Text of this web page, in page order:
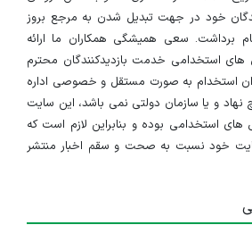
خود در جهت تبدیل شدن به مرجع بروز
برداشت. سعی همیشگی همکاران ما ارائه
استخدامی خدمت بازدیدکنندگان محترم
استخدام به صورت مستقل و خصوصی اداره
و یا سازمان دولتی نمی باشد، این سایت
های استخدامی بوده و بنابراین لازم است که
خود نسبت به صحت و سقم اخبار منتشر